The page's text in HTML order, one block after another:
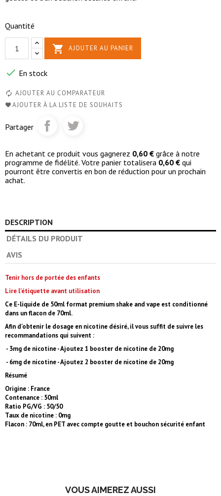
Quantité
 AJOUTER AU PANIER
 En stock
AJOUTER AU COMPARATEUR
AJOUTER À LA LISTE DE SOUHAITS
Partager
En achetant ce produit vous gagnerez 0,60 € grâce à notre
programme de fidélité. Votre panier totalisera 0,60 € qui
pourront être convertis en bon de réduction pour un prochain
achat.
DESCRIPTION
DÉTAILS DU PRODUIT
AVIS
Tenir hors de portée des enfants
Lire l'étiquette avant utilisation
Ce E-liquide de 50ml format premium shake and vape est conditionné
dans un flacon de 70ml.
Afin d'obtenir le dosage en nicotine désiré, il vous suffit de suivre les
recommandations qui suivent :
- 3mg de nicotine - Ajoutez 1 booster de nicotine de 20mg
- 6mg de nicotine - Ajoutez 2 booster de nicotine de 20mg
Résumé
Origine : France
Contenance : 50ml
Ratio PG/VG : 50/50
Taux de nicotine : 0mg
Flacon : 70ml, en PET avec compte goutte et bouchon sécurité enfant
VOUS AIMEREZ AUSSI